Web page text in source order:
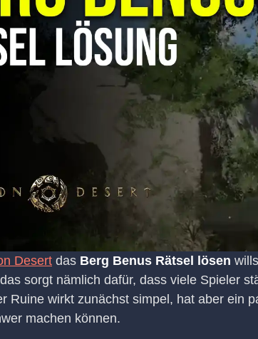
Desert das Berg Benus Rätsel lösen
sorgt nämlich dafür, dass viele Spieler
Ruine wirkt zunächst simpel, hat aber ein
machen können.